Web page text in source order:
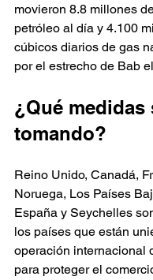
movieron 8.8 millones
petróleo al día y 4.100
cúbicos diarios de gas
por el estrecho de Bab
¿Qué medidas
tomando?
Reino Unido, Canadá,
Noruega, Los Países
España y Seychelles
los países que están
operación internacional
para proteger el